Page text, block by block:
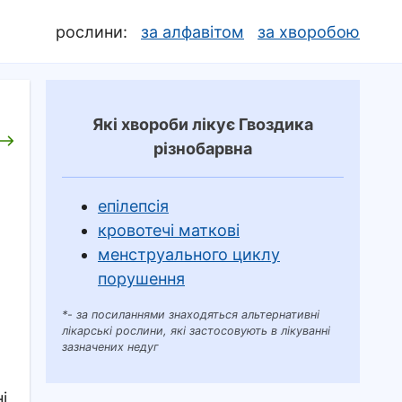
рослини: за алфавітом за хворобою
Які хвороби лікує Гвоздика
різнобарвна
епілепсія
кровотечі маткові
менструального циклу
порушення
*- за посиланнями знаходяться альтернативні
лікарські рослини, які застосовують в лікуванні
зазначених недуг